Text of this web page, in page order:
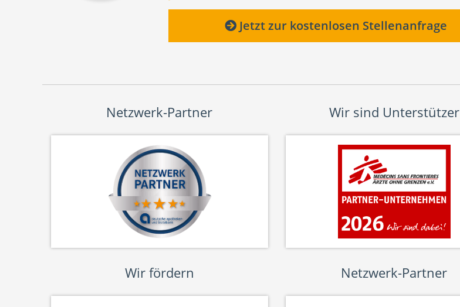
Jetzt zur kostenlosen Stellenanfrage
Netzwerk-Partner Wir sind Unterstützer
Wir fördern Netzwerk-Partner